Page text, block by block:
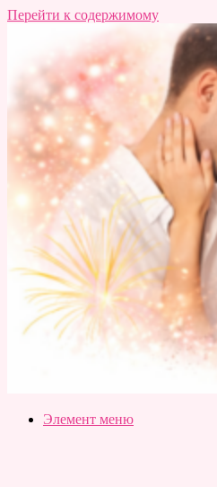
Перейти к содержимому
Slubovju.ru
Бесплатные
Элемент меню